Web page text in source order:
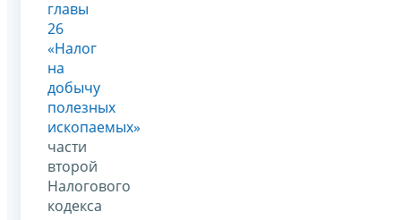
главы
26
«Налог
на
добычу
полезных
ископаемых»
части
второй
Налогового
кодекса